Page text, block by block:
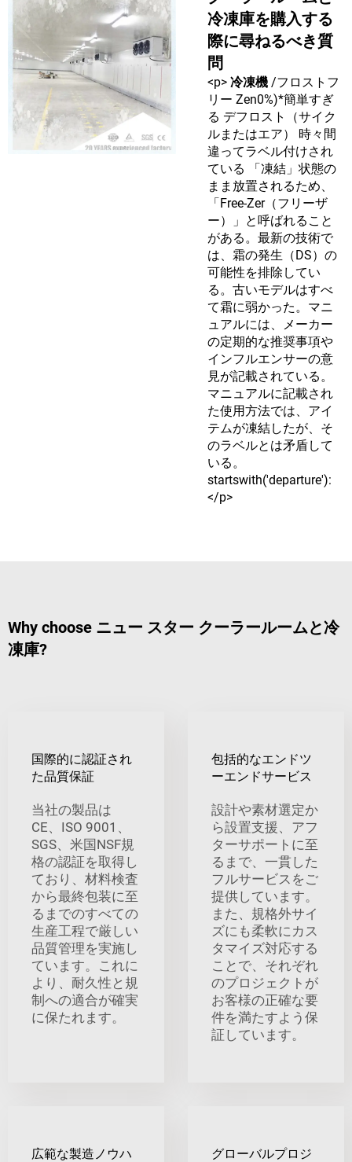
冷凍庫を購入する
際に尋ねるべき質
問
<p> 冷凍機 /フロストフ
リー Zen0%)*簡単すぎ
る デフロスト（サイク
ルまたはエア） 時々間
違ってラベル付けされ
ている 「凍結」状態の
まま放置されるため、
「Free-Zer（フリーザ
ー）」と呼ばれること
がある。最新の技術で
は、霜の発生（DS）の
可能性を排除してい
る。古いモデルはすべ
て霜に弱かった。マニ
ュアルには、メーカー
の定期的な推奨事項や
インフルエンサーの意
見が記載されている。
マニュアルに記載され
た使用方法では、アイ
テムが凍結したが、そ
のラベルとは矛盾して
いる。
startswith('departure'):
</p>
Why choose ニュー スター クーラールームと冷
凍庫?
国際的に認証され
た品質保証
当社の製品は
CE、ISO 9001、
SGS、米国NSF規
格の認証を取得し
ており、材料検査
から最終包装に至
るまでのすべての
生産工程で厳しい
品質管理を実施し
ています。これに
より、耐久性と規
制への適合が確実
に保たれます。
包括的なエンドツ
ーエンドサービス
設計や素材選定か
ら設置支援、アフ
ターサポートに至
るまで、一貫した
フルサービスをご
提供しています。
また、規格外サイ
ズにも柔軟にカス
タマイズ対応する
ことで、それぞれ
のプロジェクトが
お客様の正確な要
件を満たすよう保
証しています。
広範な製造ノウハ
グローバルプロジ